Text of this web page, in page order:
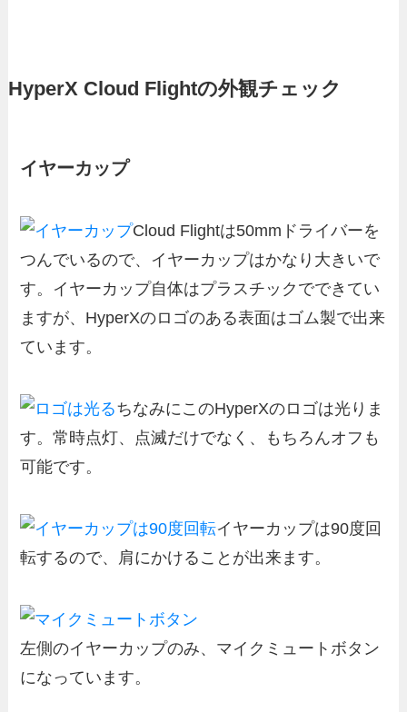
HyperX Cloud Flightの外観チェック
イヤーカップ
Cloud Flightは50mmドライバーを
つんでいるので、イヤーカップはかなり大きいで
す。イヤーカップ自体はプラスチックでできてい
ますが、HyperXのロゴのある表面はゴム製で出来
ています。
ちなみにこのHyperXのロゴは光りま
す。常時点灯、点滅だけでなく、もちろんオフも
可能です。
イヤーカップは90度回
転するので、肩にかけることが出来ます。
左側のイヤーカップのみ、マイクミュートボタン
になっています。